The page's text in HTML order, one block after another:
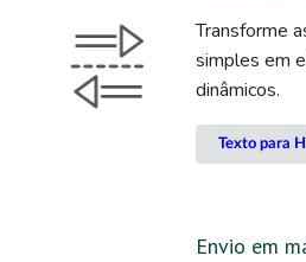
Transforme
simples em
dinâmicos.
Texto para
Envio em